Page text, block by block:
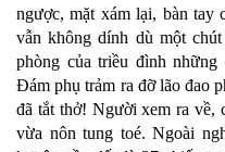
ngược, mặt xám lại, bàn tay
vẫn không dính dù một
phòng của triều đình
Đám phụ trảm ra đỡ lão đao
đã tắt thở! Người xem ra về,
vừa nôn tung toé. Ngoài